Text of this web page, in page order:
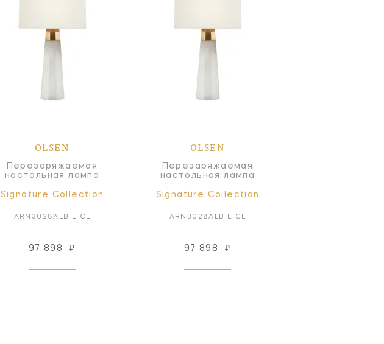
OLSEN
Перезаряжаемая
настольная лампа
Signature Collection
ARN3028ALB-L-CL
97 898 ₽
OLSEN
Перезаряжаемая
настольная лампа
Signature Collection
ARN3028ALB-L-CL
97 898 ₽